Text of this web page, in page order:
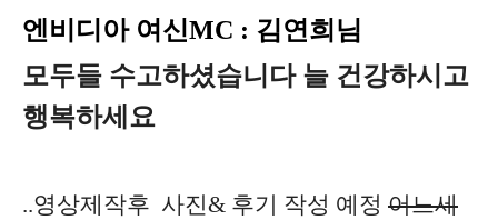
엔비디아 여신MC : 김연희님
모두들 수고하셨습니다 늘 건강하시고
행복하세요
..영상제작후 사진& 후기 작성 예정 어느세